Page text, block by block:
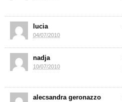
lucia
04/07/2010
nadja
10/07/2010
alecsandra geronazzo